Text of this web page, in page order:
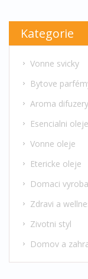
Kategorie
Vonne svicky
Bytove
Aroma difuzery
Esencialni oleje
Vonne oleje
Etericke oleje
Domaci vyroba
Zdravi a
Zivotni styl
Domov a